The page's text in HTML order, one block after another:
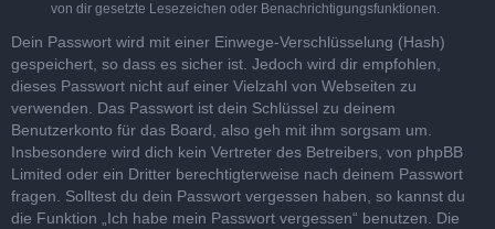
von dir gesetzte Lesezeichen oder Benachrichtigungsfunktionen.
Dein Passwort wird mit einer Einwege-Verschlüsselung (Hash)
gespeichert, so dass es sicher ist. Jedoch wird dir empfohlen,
dieses Passwort nicht auf einer Vielzahl von Webseiten zu
verwenden. Das Passwort ist dein Schlüssel zu deinem
Benutzerkonto für das Board, also geh mit ihm sorgsam um.
Insbesondere wird dich kein Vertreter des Betreibers, von phpBB
Limited oder ein Dritter berechtigterweise nach deinem Passwort
fragen. Solltest du dein Passwort vergessen haben, so kannst du
die Funktion „Ich habe mein Passwort vergessen“ benutzen. Die